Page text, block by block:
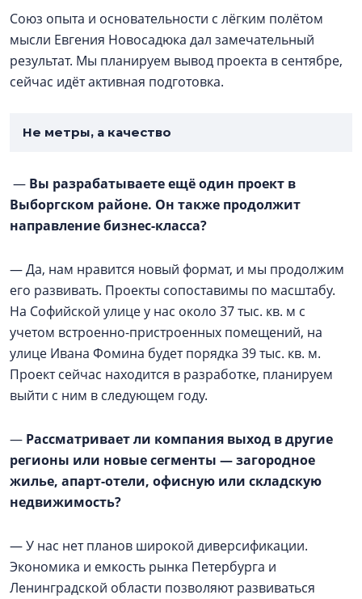
Союз опыта и основательности с лёгким полётом
мысли Евгения Новосадюка дал замечательный
результат. Мы планируем вывод проекта в сентябре,
сейчас идёт активная подготовка.
Не метры, а качество
— Вы разрабатываете ещё один проект в
Выборгском районе. Он также продолжит
направление бизнес-класса?
— Да, нам нравится новый формат, и мы продолжим
его развивать. Проекты сопоставимы по масштабу.
На Софийской улице у нас около 37 тыс. кв. м с
учетом встроенно-пристроенных помещений, на
улице Ивана Фомина будет порядка 39 тыс. кв. м.
Проект сейчас находится в разработке, планируем
выйти с ним в следующем году.
— Рассматривает ли компания выход в другие
регионы или новые сегменты — загородное
жилье, апарт-отели, офисную или складскую
недвижимость?
— У нас нет планов широкой диверсификации.
Экономика и емкость рынка Петербурга и
Ленинградской области позволяют развиваться